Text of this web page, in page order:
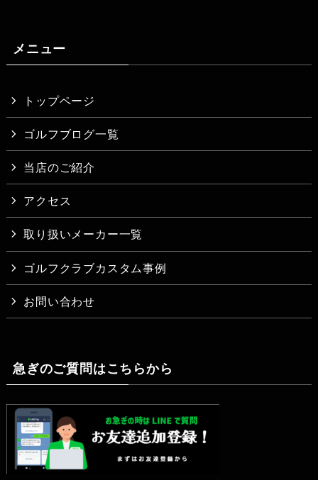
メニュー
トップページ
ゴルフブログ一覧
当店のご紹介
アクセス
取り扱いメーカー一覧
ゴルフクラブカスタム事例
お問い合わせ
急ぎのご質問はこちらから